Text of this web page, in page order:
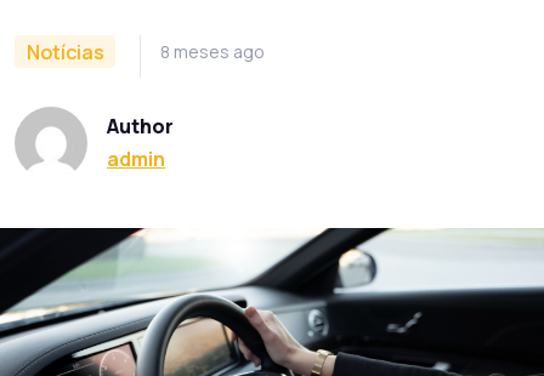
Notícias 8 meses ago
Author
admin